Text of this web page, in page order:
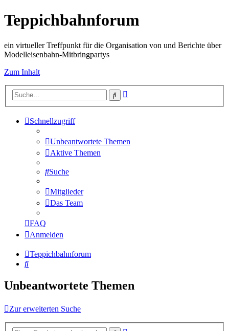
Teppichbahnforum
ein virtueller Treffpunkt für die Organisation von und Berichte über
Modelleisenbahn-Mitbringpartys
Zum Inhalt
Suche
Schnellzugriff
Unbeantwortete Themen
Aktive Themen
Suche
Mitglieder
Das Team
FAQ
Anmelden
Teppichbahnforum
Suche
Unbeantwortete Themen
Zur erweiterten Suche